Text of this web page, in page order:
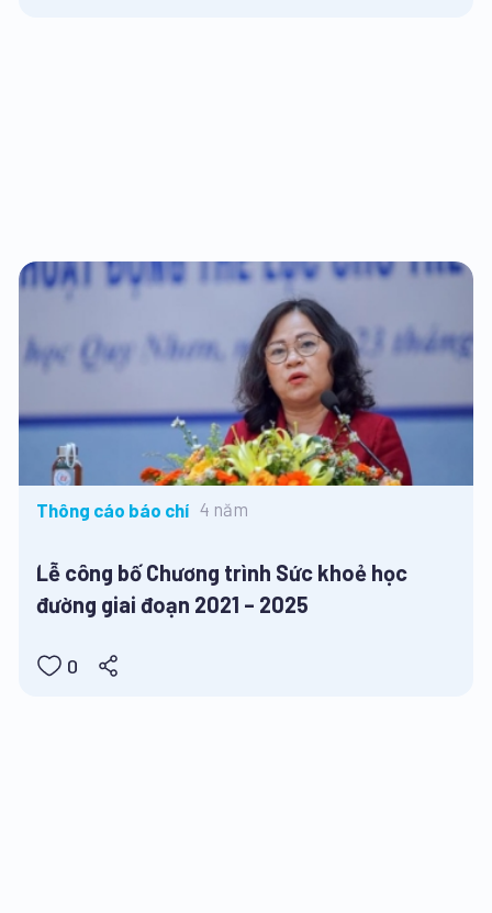
Thông cáo báo chí 4 năm
Lễ công bố Chương trình Sức khoẻ học
đường giai đoạn 2021 – 2025
0